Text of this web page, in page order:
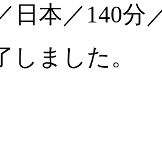
日本／140
しました。